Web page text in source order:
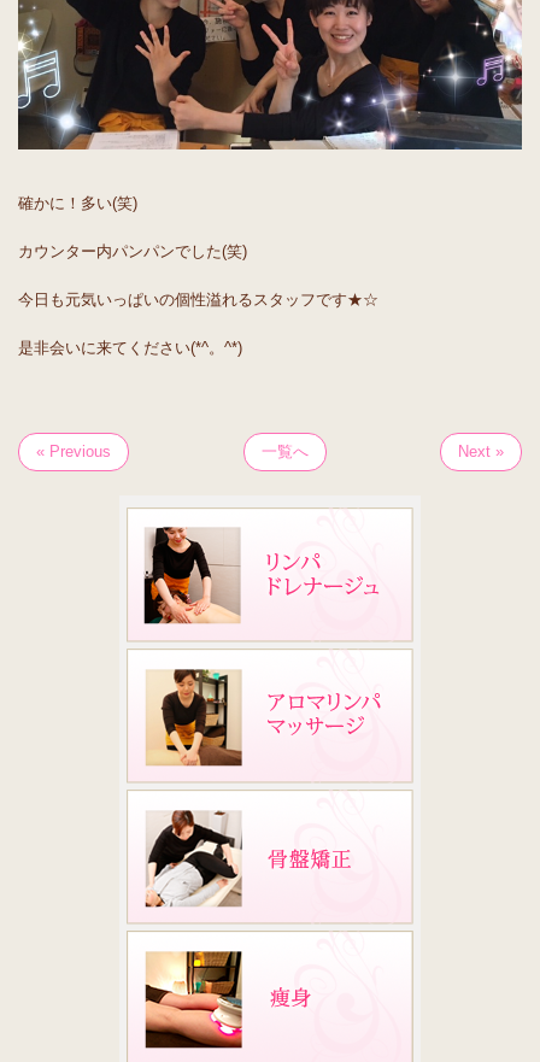
確かに！多い(笑)
カウンター内パンパンでした(笑)
今日も元気いっぱいの個性溢れるスタッフです★☆
是非会いに来てください(*^。^*)
« Previous 一覧へ Next »